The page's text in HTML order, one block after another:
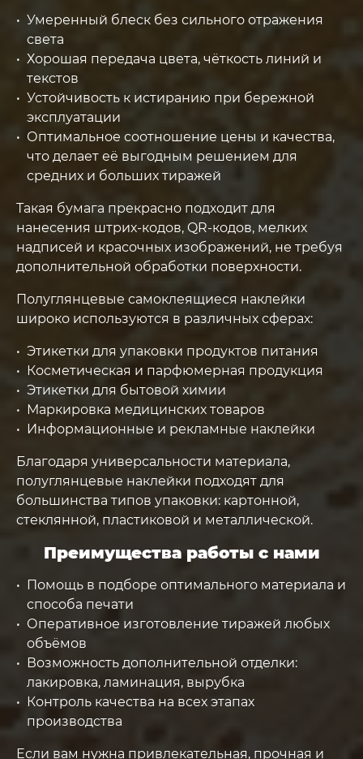
Умеренный блеск без сильного отражения
света
Хорошая передача цвета, чёткость линий и
текстов
Устойчивость к истиранию при бережной
эксплуатации
Оптимальное соотношение цены и качества,
что делает её выгодным решением для
средних и больших тиражей
Такая бумага прекрасно подходит для
нанесения штрих-кодов, QR-кодов, мелких
надписей и красочных изображений, не требуя
дополнительной обработки поверхности.
Полуглянцевые самоклеящиеся наклейки
широко используются в различных сферах:
Этикетки для упаковки продуктов питания
Косметическая и парфюмерная продукция
Этикетки для бытовой химии
Маркировка медицинских товаров
Информационные и рекламные наклейки
Благодаря универсальности материала,
полуглянцевые наклейки подходят для
большинства типов упаковки: картонной,
стеклянной, пластиковой и металлической.
Преимущества работы с нами
Помощь в подборе оптимального материала и
способа печати
Оперативное изготовление тиражей любых
объёмов
Возможность дополнительной отделки:
лакировка, ламинация, вырубка
Контроль качества на всех этапах
производства
Если вам нужна привлекательная, прочная и